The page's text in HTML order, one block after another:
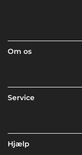
Om os
Service
Hjælp